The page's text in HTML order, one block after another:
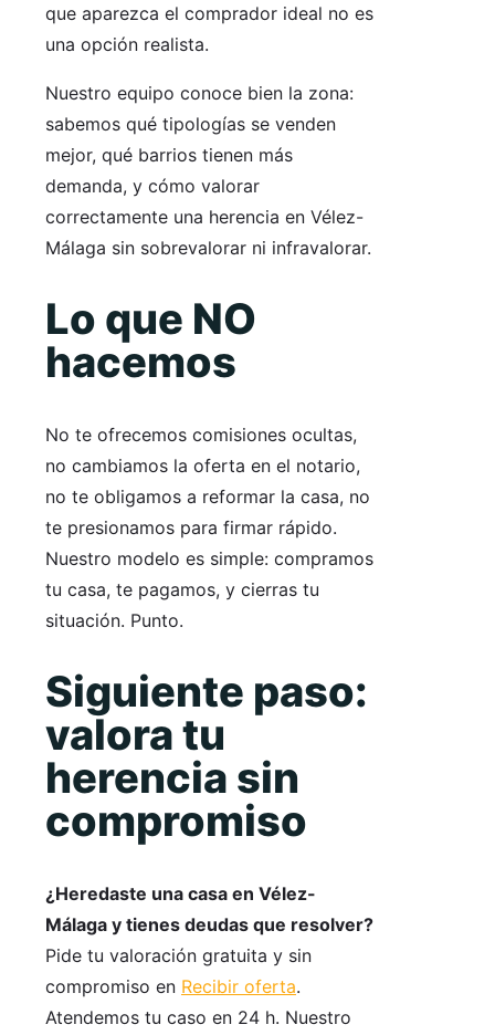
que aparezca el comprador ideal no es
una opción realista.
Nuestro equipo conoce bien la zona:
sabemos qué tipologías se venden
mejor, qué barrios tienen más
demanda, y cómo valorar
correctamente una herencia en Vélez-
Málaga sin sobrevalorar ni infravalorar.
Lo que NO
hacemos
No te ofrecemos comisiones ocultas,
no cambiamos la oferta en el notario,
no te obligamos a reformar la casa, no
te presionamos para firmar rápido.
Nuestro modelo es simple: compramos
tu casa, te pagamos, y cierras tu
situación. Punto.
Siguiente paso:
valora tu
herencia sin
compromiso
¿Heredaste una casa en Vélez-
Málaga y tienes deudas que resolver?
Pide tu valoración gratuita y sin
compromiso en Recibir oferta.
Atendemos tu caso en 24 h. Nuestro